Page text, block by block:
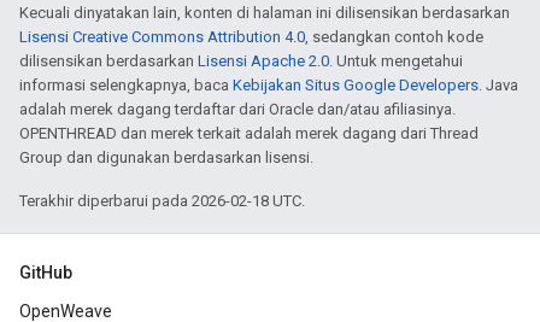
Kecuali dinyatakan lain, konten di halaman ini dilisensikan berdasarkan
Lisensi Creative Commons Attribution 4.0, sedangkan contoh kode
dilisensikan berdasarkan Lisensi Apache 2.0. Untuk mengetahui
informasi selengkapnya, baca Kebijakan Situs Google Developers. Java
adalah merek dagang terdaftar dari Oracle dan/atau afiliasinya.
OPENTHREAD dan merek terkait adalah merek dagang dari Thread
Group dan digunakan berdasarkan lisensi.
Terakhir diperbarui pada 2026-02-18 UTC.
GitHub
OpenWeave